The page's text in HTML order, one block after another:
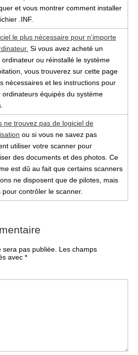
et vous montrer comment installer
.INF.
le plus nécessaire pour n'importe
Si vous avez acheté un
ordinateur ou réinstallé le système
vous trouverez sur cette page
nécessaires et les instructions pour
ordinateurs équipés du système
ne trouvez pas de logiciel de
ou si vous ne savez pas
utiliser votre scanner pour
des documents et des photos. Ce
est dû au fait que certains scanners
ne disposent que de pilotes, mais
contrôler le scanner.
pas publiée. Les champs
avec *